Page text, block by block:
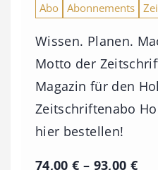
Abo Abonnements
Wissen. Planen.
Motto der
Magazin für den
Zeitschriftenabo
hier bestellen!
74,00€ – 93,00 €P